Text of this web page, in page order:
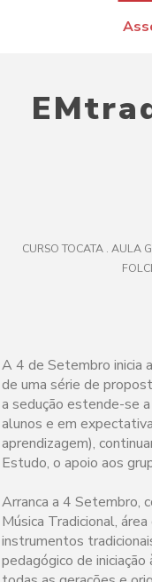
CURSO TOCATA . AULA
A 4 de Setembro inicia
de uma série de
a sedução estende-se
alunos e em
aprendizagem),
Estudo, o apoio aos
Arranca a 4 Setembro,
Música Tradicional,
instrumentos
pedagógico de